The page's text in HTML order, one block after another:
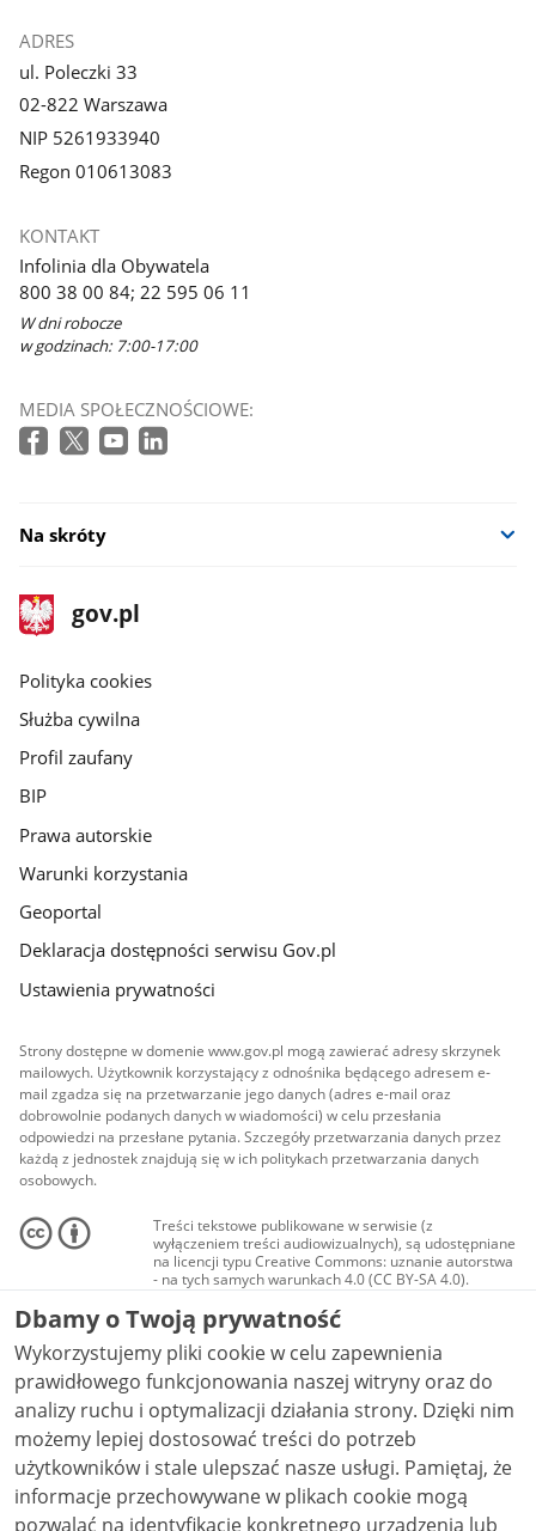
ADRES
ul. Poleczki 33
02-822 Warszawa
NIP 5261933940
Regon 010613083
KONTAKT
Infolinia dla Obywatela
800 38 00 84; 22 595 06 11
W dni robocze
w godzinach: 7:00-17:00
MEDIA SPOŁECZNOŚCIOWE:
Na skróty
stopka
gov.pl
Strona
gov.pl
gov.pl
Polityka cookies
Służba cywilna
Profil zaufany
BIP
Prawa autorskie
Warunki korzystania
Geoportal
Deklaracja dostępności serwisu Gov.pl
Ustawienia prywatności
Strony dostępne w domenie www.gov.pl mogą zawierać adresy skrzynek
mailowych. Użytkownik korzystający z odnośnika będącego adresem e-
mail zgadza się na przetwarzanie jego danych (adres e-mail oraz
dobrowolnie podanych danych w wiadomości) w celu przesłania
odpowiedzi na przesłane pytania. Szczegóły przetwarzania danych przez
każdą z jednostek znajdują się w ich politykach przetwarzania danych
osobowych.
Treści tekstowe publikowane w serwisie (z
wyłączeniem treści audiowizualnych), są udostępniane
na licencji typu Creative Commons: uznanie autorstwa
- na tych samych warunkach 4.0 (CC BY-SA 4.0).
Materiały audiowizualne, w tym zdjęcia, materiały
audio i wideo, są udostępniane na licencji typu
Creative Commons: uznanie autorstwa użycie
niekomercyjne - bez utworów zależnych 4.0 (CC BY-
NC-ND 4.0), o ile nie jest to stwierdzone inaczej.
Dbamy o Twoją prywatność
Wykorzystujemy pliki cookie w celu zapewnienia
prawidłowego funkcjonowania naszej witryny oraz do
analizy ruchu i optymalizacji działania strony. Dzięki nim
możemy lepiej dostosować treści do potrzeb
użytkowników i stale ulepszać nasze usługi. Pamiętaj, że
informacje przechowywane w plikach cookie mogą
pozwalać na identyfikację konkretnego urządzenia lub